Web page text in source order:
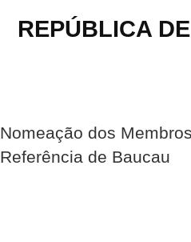
REPÚBLICA
Nomeação dos
Referência de Baucau